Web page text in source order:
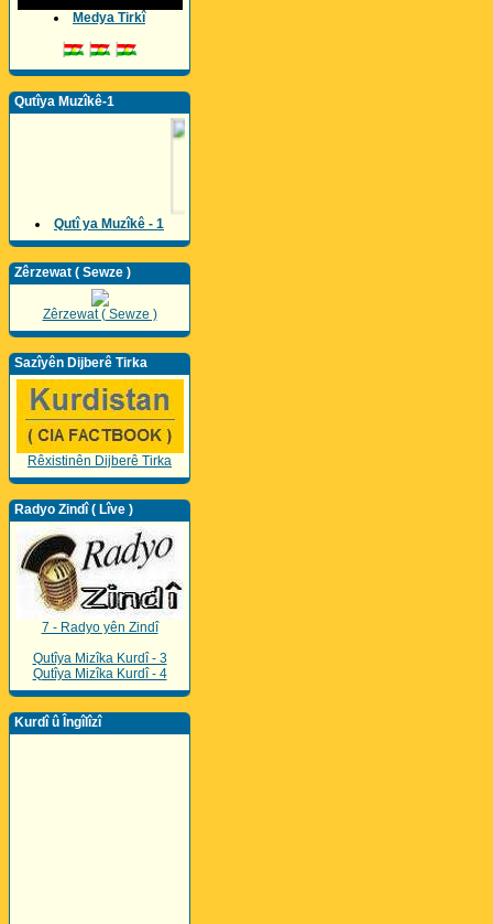
Medya Tirkî
Qutîya Muzîkê-1
Qutî ya Muzîkê - 1
Zêrzewat ( Sewze )
Zêrzewat ( Sewze )
Sazîyên Dijberê Tirka
Rêxistinên Dijberê Tirka
Radyo Zindî ( Lîve )
7 - Radyo yên Zindî
Qutîya Mizîka Kurdî - 3
Qutîya Mizîka Kurdî - 4
Kurdî û Îngîlîzî